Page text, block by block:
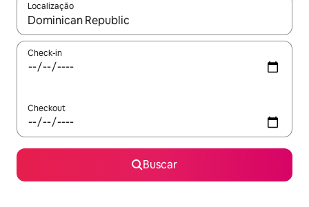
Localização
Quando os resultados estiverem disponíveis, explore-os
Check-in
Checkout
Buscar